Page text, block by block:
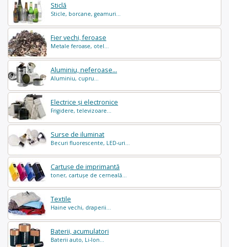
Sticlă
Sticle, borcane, geamuri...
Fier vechi, feroase
Metale feroase, otel...
Aluminiu, neferoase...
Aluminiu, cupru...
Electrice și electronice
Frigidere, televizoare...
Surse de iluminat
Becuri fluorescente, LED-uri...
Cartușe de imprimantă
toner, cartușe de cerneală...
Textile
Haine vechi, draperii...
Baterii, acumulatori
Baterii auto, Li-Ion...